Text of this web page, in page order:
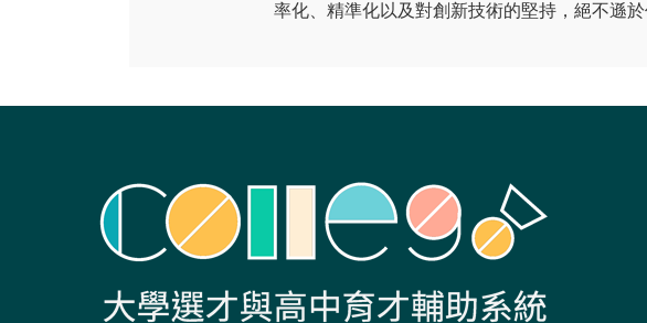
率化、精準化以及對創新技術的堅持，絕不遜於